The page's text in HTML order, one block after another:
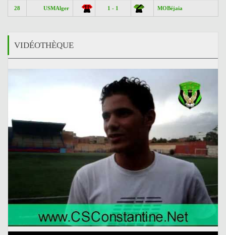
28 USMAlger 1 - 1 MOBéjaia
VIDÉOTHÈQUE